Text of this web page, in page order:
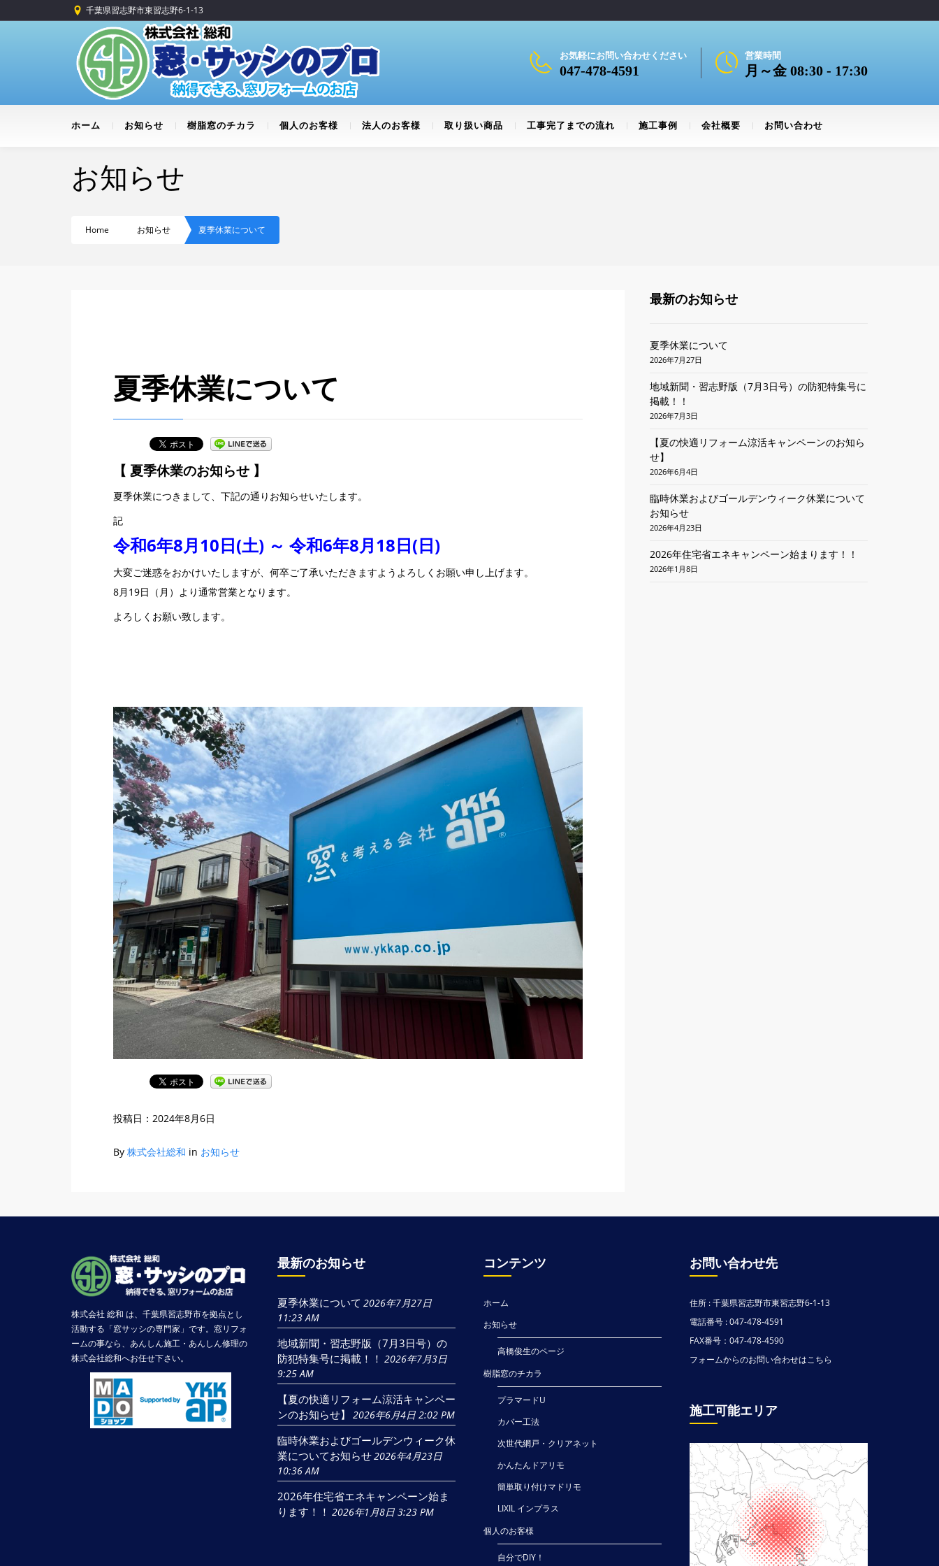
千葉県習志野市東習志野6-1-13
営業時間
月～金 08:30 - 17:30
お気軽にお問い合わせください
047-478-4591
ホーム お知らせ 樹脂窓のチカラ 個人のお客様 法人のお客様 取り扱い商品 工事完了までの流れ 施工事例 会社概要 お問い合わせ
お知らせ
Home お知らせ 夏季休業について
夏季休業について
【 夏季休業のお知らせ 】
夏季休業につきまして、下記の通りお知らせいたします。
記
令和6年8月10日(土) ～ 令和6年8月18日(日)
大変ご迷惑をおかけいたしますが、何卒ご了承いただきますようよろしくお願い申し上げます。
8月19日（月）より通常営業となります。
よろしくお願い致します。
投稿日： 2024年8月6日
By 株式会社総和 in お知らせ
最新のお知らせ
夏季休業について
2026年7月27日
地域新聞・習志野版（7月3日号）の防犯特集号に
掲載！！
2026年7月3日
【夏の快適リフォーム涼活キャンペーンのお知ら
せ】
2026年6月4日
臨時休業およびゴールデンウィーク休業について
お知らせ
2026年4月23日
2026年住宅省エネキャンペーン始まります！！
2026年1月8日
株式会社 総和 は、千葉県習志野市を拠点とし
活動する「窓サッシの専門家」です。窓リフォ
ームの事なら、あんしん施工・あんしん修理の
株式会社総和へお任せ下さい。
最新のお知らせ
夏季休業について 2026年7月27日
11:23 AM
地域新聞・習志野版（7月3日号）の
防犯特集号に掲載！！ 2026年7月3日
9:25 AM
【夏の快適リフォーム涼活キャンペー
ンのお知らせ】
2026年6月4日 2:02 PM
臨時休業およびゴールデンウィーク休
業についてお知らせ2026年4月23日
10:36 AM
2026年住宅省エネキャンペーン始ま
ります！！ 2026年1月8日 3:23 PM
コンテンツ
ホーム
お知らせ
高橋俊生のページ
樹脂窓のチカラ
プラマードU
カバー工法
次世代網戸・クリアネット
かんたんドアリモ
簡単取り付けマドリモ
LIXIL インプラス
個人のお客様
自分でDIY！
お問い合わせ先
住所 : 千葉県習志野市東習志野6-1-13
電話番号 : 047-478-4591
FAX番号：047-478-4590
フォームからのお問い合わせはこちら
施工可能エリア